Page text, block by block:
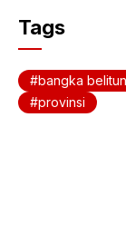
c
e
b
o
Tags
bangka
provinsi